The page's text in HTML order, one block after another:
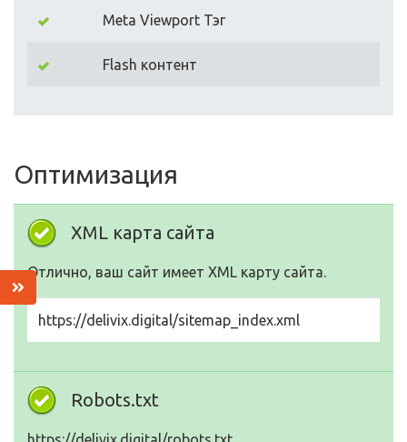
Meta Viewport Тэг
Flash контент
Оптимизация
XML карта сайта
Отлично, ваш сайт имеет XML карту сайта.
https://delivix.digital/sitemap_index.xml
Robots.txt